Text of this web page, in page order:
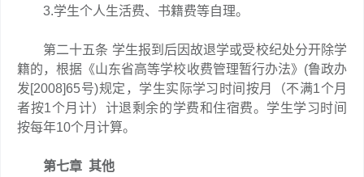
3.学生个人生活费、书籍费等自理。
第二十五条 学生报到后因故退学或受校纪处分开除学
籍的，根据《山东省高等学校收费管理暂行办法》(鲁政办
发[2008]65号)规定，学生实际学习时间按月（不满1个月
者按1个月计）计退剩余的学费和住宿费。学生学习时间
按每年10个月计算。
第七章 其他